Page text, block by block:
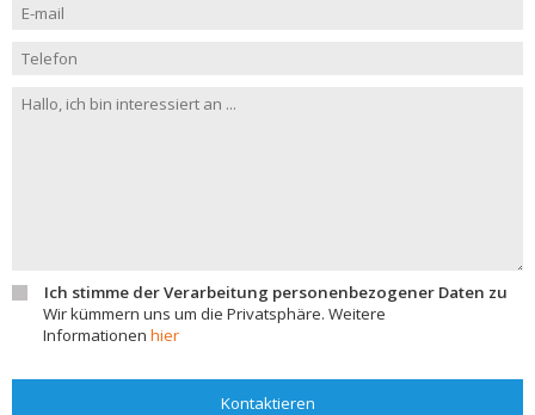
Ich stimme der Verarbeitung personenbezogener Daten zu
Wir kümmern uns um die Privatsphäre. Weitere
Informationen hier
Kontaktieren